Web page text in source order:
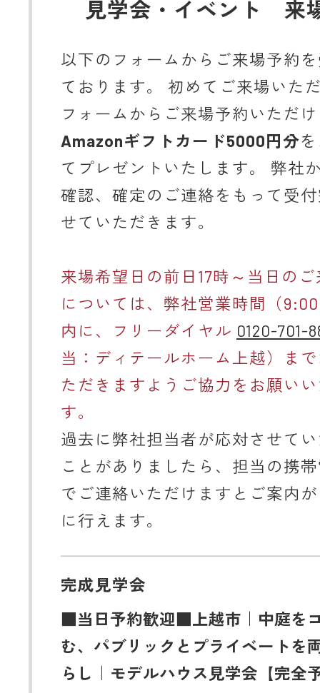
見学会・イベント 来
以下のフォームからご来場予約
ております。 初めてご来場いた
フォームからご来場予約いただ
Amazonギフトカード5000円分
てプレゼントいたします。 弊社
確認、確定のご連絡をもって受
せていただきます。
来場希望日の前日17時～当日の
については、弊社営業時間（
内に、フリーダイヤル 0120-701-
当：ディテールホーム上越）ま
ただきますようご協力をお願い
す。
過去に弊社担当者が応対させて
ことがありましたら、担当の携
でご連絡いただけますとご案内
に行えます。
完成見学会
■当日予約歓迎■上越市｜中庭を
む、パブリックとプライベートを
らし｜モデルハウス見学会【完全